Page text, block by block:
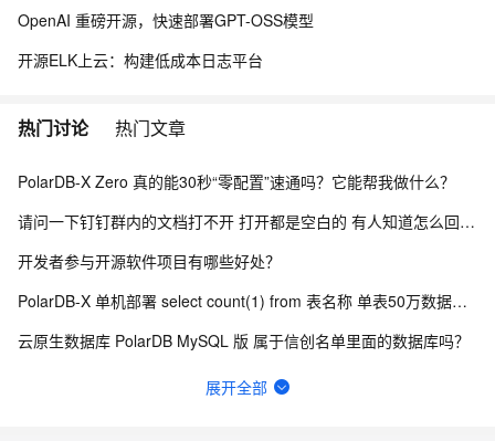
OpenAI 重磅开源，快速部署GPT-OSS模型
开源ELK上云：构建低成本日志平台
热门讨论 热门文章
PolarDB-X Zero 真的能30秒“零配置”速通吗？它能帮我做什么？
请问一下钉钉群内的文档打不开 打开都是空白的 有人知道怎么回事吗？
开发者参与开源软件项目有哪些好处？
PolarDB-X 单机部署 select count(1) from 表名称 单表50万数据查询
云原生数据库 PolarDB MySQL 版 属于信创名单里面的数据库吗？
展开全部